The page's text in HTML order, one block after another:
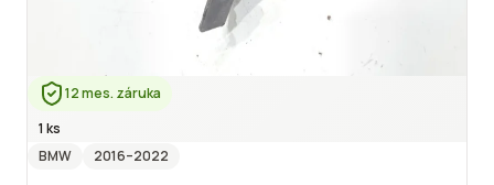
12 mes. záruka
1 ks
BMW
2016–2022